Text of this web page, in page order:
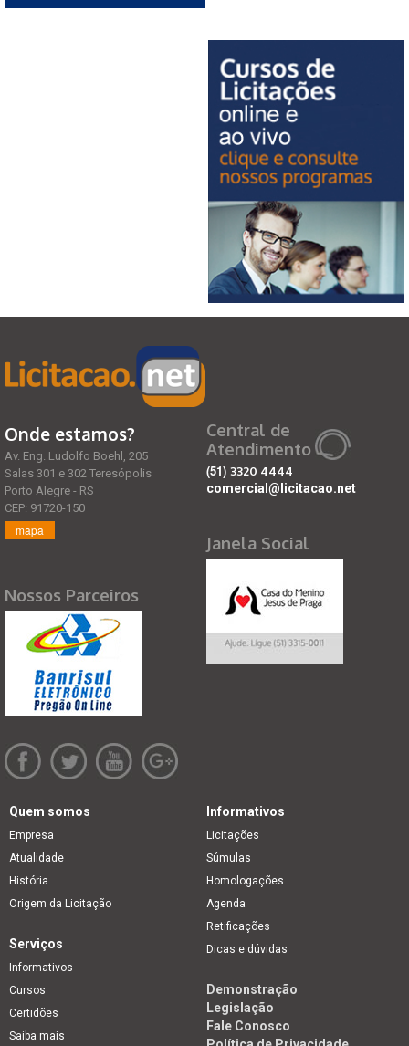
Onde estamos?
Av. Eng. Ludolfo Boehl, 205
Salas 301 e 302 Teresópolis
Porto Alegre - RS
CEP: 91720-150
mapa
Nossos Parceiros
Central de
Atendimento
(51) 3320 4444
comercial@licitacao.net
Janela Social
Quem somos
Empresa
Atualidade
História
Origem da Licitação
Informativos
Licitações
Súmulas
Homologações
Agenda
Retificações
Dicas e dúvidas
Serviços
Informativos
Cursos
Certidões
Saiba mais
Demonstração
Legislação
Fale Conosco